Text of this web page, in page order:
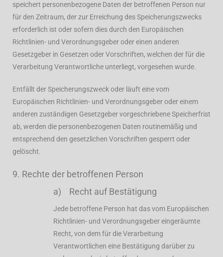
speichert personenbezogene Daten der betroffenen Person nur
für den Zeitraum, der zur Erreichung des Speicherungszwecks
erforderlich ist oder sofern dies durch den Europäischen
Richtlinien- und Verordnungsgeber oder einen anderen
Gesetzgeber in Gesetzen oder Vorschriften, welchen der für die
Verarbeitung Verantwortliche unterliegt, vorgesehen wurde.
Entfällt der Speicherungszweck oder läuft eine vom
Europäischen Richtlinien- und Verordnungsgeber oder einem
anderen zuständigen Gesetzgeber vorgeschriebene Speicherfrist
ab, werden die personenbezogenen Daten routinemäßig und
entsprechend den gesetzlichen Vorschriften gesperrt oder
gelöscht.
9. Rechte der betroffenen Person
a) Recht auf Bestätigung
Jede betroffene Person hat das vom Europäischen
Richtlinien- und Verordnungsgeber eingeräumte
Recht, von dem für die Verarbeitung
Verantwortlichen eine Bestätigung darüber zu